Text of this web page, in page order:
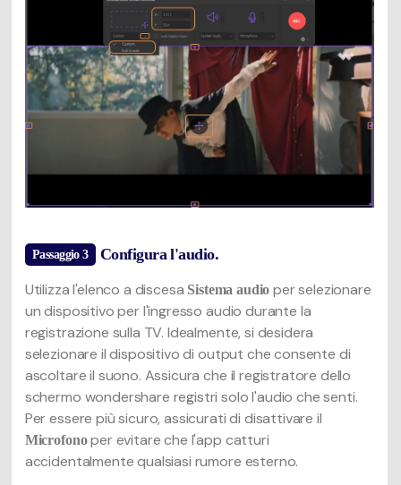
Passaggio 3 Configura l'audio.
Utilizza l'elenco a discesa Sistema audio per selezionare
un dispositivo per l'ingresso audio durante la
registrazione sulla TV. Idealmente, si desidera
selezionare il dispositivo di output che consente di
ascoltare il suono. Assicura che il registratore dello
schermo wondershare registri solo l'audio che senti.
Per essere più sicuro, assicurati di disattivare il
Microfonoper evitare che l'app catturi
accidentalmente qualsiasi rumore esterno.